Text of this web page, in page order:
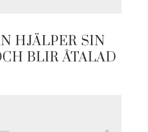
HJÄLPER SIN
BLIR ÅTALAD